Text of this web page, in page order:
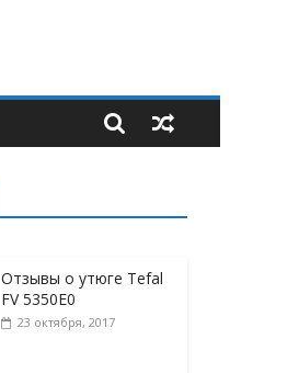
Отзывы о утюге Tefal
FV 5350E0
23 октября, 2017